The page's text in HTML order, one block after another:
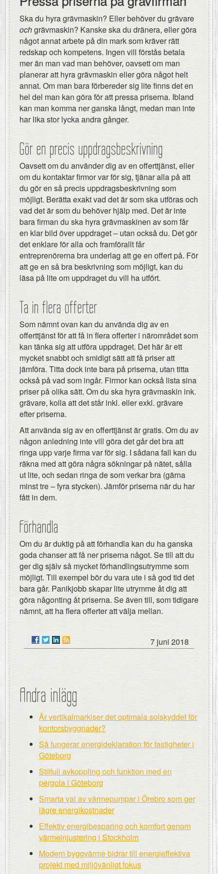
Ska du hyra grävmaskin? Eller behöver du grävare
ochgrävmaskin? Kanske ska du dränera, eller göra
något annat arbete på din mark som kräver rätt
redskap och kompetens. Ingen vill förstås betala
mer än man vad man behöver, oavsett om man
planerar att hyra grävmaskin eller göra något helt
annat. Om man bara förbereder sig lite finns det en
hel del man kan göra för att pressa priserna. Ibland
kan man komma ner ganska långt, medan man inte
har lika stor lycka andra gånger.
Gör en precis uppdragsbeskrivning
Oavsett om du använder dig av en offerttjänst, eller
om du kontaktar firmor var för sig, tjänar alla på att
du gör en så precis uppdragsbeskrivning som
möjligt. Berätta exakt vad det är som ska utföras och
vad det är som du behöver hjälp med. Det är inte
bara firman du ska hyra grävmaskinen av som får
en klar bild över uppdraget – utan också du. Det gör
det enklare för alla och framförallt får
entreprenörerna bra underlag att ge en offert på. För
att ge en så bra beskrivning som möjligt, kan du
läsa på lite om uppdraget du vill ha utfört.
Ta in flera offerter
Som nämnt ovan kan du använda dig av en
offerttjänst för att få in flera offerter i närområdet som
kan tänka sig att utföra uppdraget. Det här är ett
mycket snabbt och smidigt sätt att få priser att
jämföra. Titta dock inte bara på priserna, utan titta
också på vad som ingår. Firmor kan också lista sina
priser på olika sätt. Om du ska hyra grävmaskin ink.
grävare, kolla att det står inkl. eller exkl. grävare
efter priserna.
Att använda sig av en offerttjänst är gratis. Om du av
någon anledning inte vill göra det går det bra att
ringa upp varje firma var för sig. I sådana fall kan du
räkna med att göra några sökningar på nätet, sålla
ut lite, och sedan ringa de som verkar bra (gärna
minst tre – fyra stycken). Jämför priserna när du har
fått in dem.
Förhandla
Om du är duktig på att förhandla kan du ha ganska
goda chanser att få ner priserna något. Se till att du
ger dig själv så mycket förhandlingsutrymme som
möjligt. Till exempel bör du vara ute i så god tid det
bara går. Panikjobb skapar lite utrymme åt dig att
göra någonting åt priserna. Se även till, som tidigare
nämnt, att ha flera offerter att välja mellan.
7 juni 2018
Andra inlägg
Är vertikalmarkiser det optimala solskyddet för
kontorsbyggnader?
Så fungerar energideklaration för fastigheter i
Göteborg
Stilfull avkoppling och funktion med en
pergola i Göteborg
Smarta val av värmepumpar i Örebro som ger
lägre energikostnader
Effektiv energibesparing och komfort genom
värmeinjustering i Stockholm
Modern byggvärme bidrar till energieffektiva
projekt med miljövänligt fokus